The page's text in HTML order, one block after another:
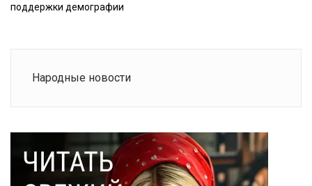
поддержки демографии
Народные новости